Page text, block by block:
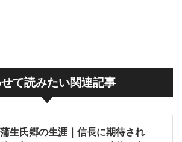
て読みたい関連記事
蒲生氏郷の生涯｜信長に期待され